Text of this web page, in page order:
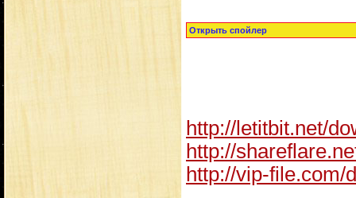
http://letitbit.net/
http://
http://vip-file.com/